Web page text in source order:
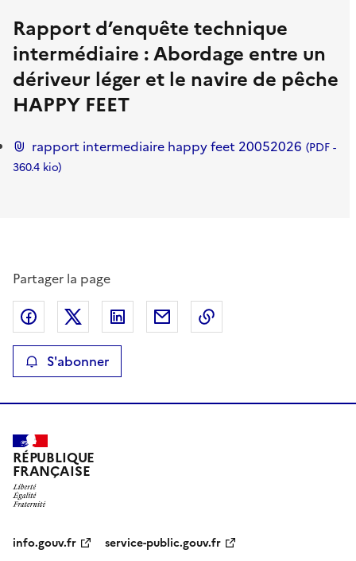
Rapport d’enquête technique
intermédiaire : Abordage entre un
dériveur léger et le navire de pêche
HAPPY FEET
rapport intermediaire happy feet 20052026 PDF-
360.4 kio
Partager la page
Partager sur Facebook
Partager sur XPartager sur LinkedIn
Partager par email
S'abonner
RÉPUBLIQUE
FRANÇAISE
info.gouv.fr service-public.gouv.fr